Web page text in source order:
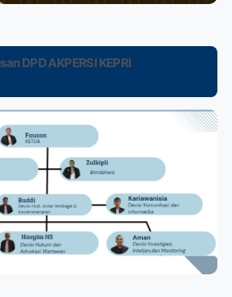
DPD AKPERSI KEPRI